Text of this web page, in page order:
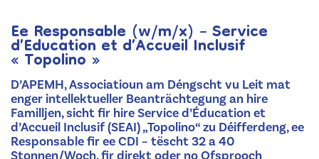
Ee Responsable (w/m/x) – Service
d’Education et d’Accueil Inclusif
« Topolino »
D’APEMH, Associatioun am Déngscht vu Leit mat
enger intellektueller Beanträchtegung an hire
Familljen, sicht fir hire Service d’Éducation et
d’Accueil Inclusif (SEAI) „Topolino“ zu Déifferdeng, ee
Responsable fir ee CDI – tëscht 32 a 40
Stonnen/Woch, fir direkt oder no Ofsprooch